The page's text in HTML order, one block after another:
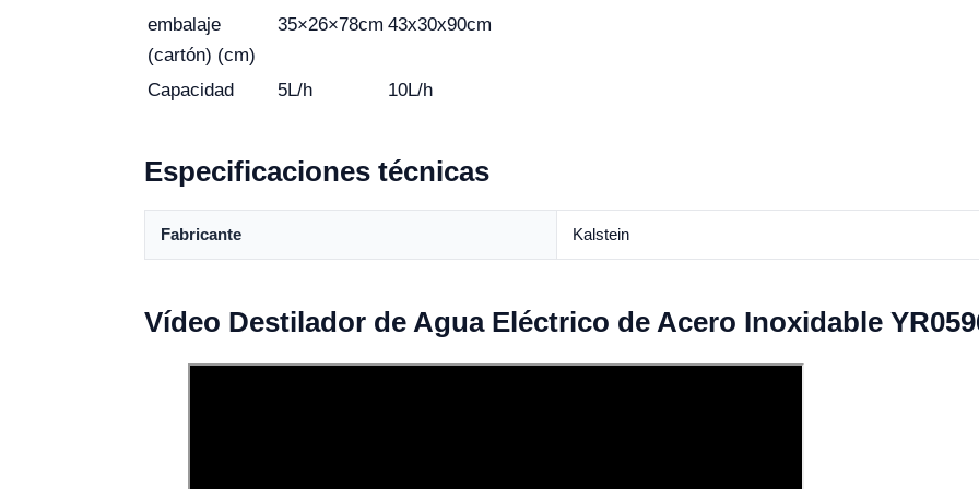
embalaje
(cartón) (cm)
35×26×78cm 43x30x90cm
Capacidad 5L/h 10L/h
Especificaciones técnicas
Fabricante Kalstein
Vídeo Destilador de Agua Eléctrico de Acero Inoxidable